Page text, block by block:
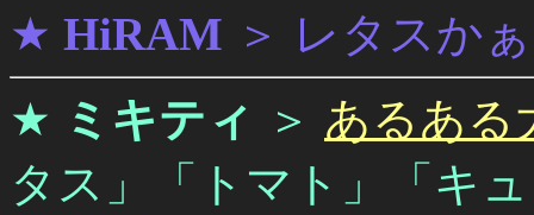
★ HiRAM ＞
レタスか
★ ミキティ ＞ あるある
タス」「トマト」「キ